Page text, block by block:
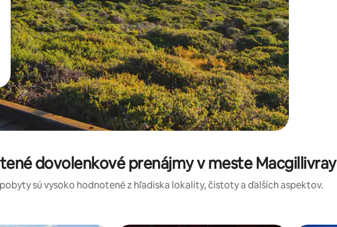
dovolenkové prenájmy v meste Macgillivray
sú vysoko hodnotené z hľadiska lokality, čistoty a ďalších aspektov.